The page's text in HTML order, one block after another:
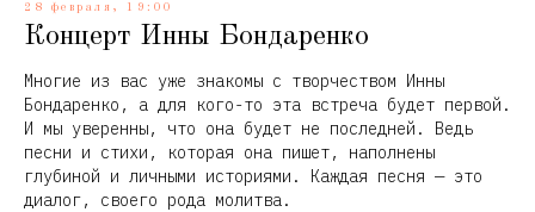
28 февраля, 19:00
Концерт Инны Бондаренко
Многие из вас уже знакомы с творчеством Инны
Бондаренко, а для кого-то эта встреча будет первой.
И мы уверенны, что она будет не последней. Ведь
песни и стихи, которая она пишет, наполнены
глубиной и личными историями. Каждая песня — это
диалог, своего рода молитва.